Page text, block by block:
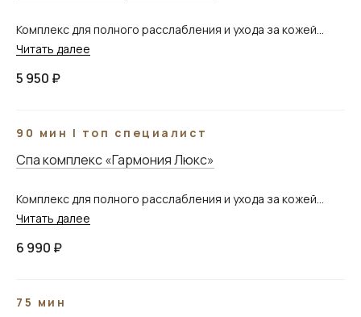
Комплекс для полного расслабления и ухода за кожей...
Читать далее
5 950 ₽
90 мин | топ специалист
Спа комплекс «Гармония Люкс»
Комплекс для полного расслабления и ухода за кожей...
Читать далее
6 990 ₽
75 мин